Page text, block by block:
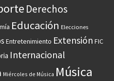
Derechos
Educación Elecciones
Entretenimiento Extensión FIC
Internacional
Miércoles de Música Música